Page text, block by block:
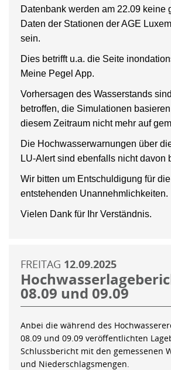
Datenbank werden am 22.09 keine
Daten der Stationen der AGE
sein.
Dies betrifft u.a. die Seite
Meine Pegel App.
Vorhersagen des Wasserstands
betroffen, die Simulationen
diesem Zeitraum nicht mehr auf
Die Hochwasserwarnungen über
LU-Alert sind ebenfalls nicht davon
Wir bitten um Entschuldigung für
entstehenden Unannehmlichkeiten.
Vielen Dank für Ihr Verständnis.
FREITAG 12.09.2025
08.09 und 09.09
Anbei die während des
08.09 und 09.09 veröffentlichten
Schlussbericht mit den gemessenen
und Niederschlagsmengen.